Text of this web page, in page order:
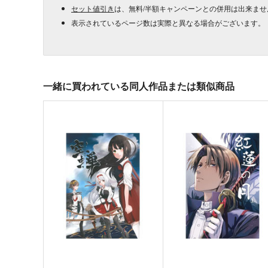
セット値引きは、無料/半額キャンペーンとの併用は出来ま
表示されているページ数は実際と異なる場合がございます。
一緒に買われている同人作品または類似商品